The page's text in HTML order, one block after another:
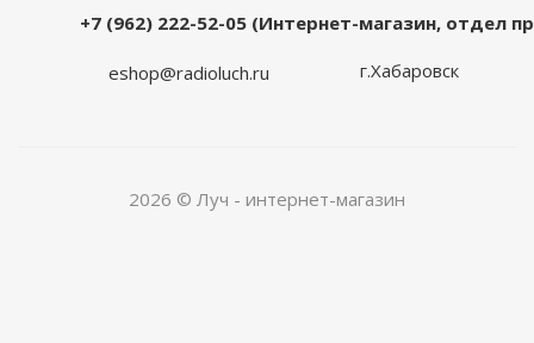
+7 (962) 222-52-05 (Интернет-магазин, отдел
eshop@radioluch.ru г.Хабаровск
2026 © Луч - интернет-магазин